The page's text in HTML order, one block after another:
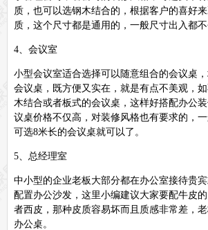
质，也可以选钢木结合的，根据客户的喜好
质，这个尺寸都是通用的，一般尺寸出入都不
4、会议室
小型会议室适合选择可以随意组合的会议桌
会议桌，既方便又实在，就是有点不美观，
木结合或者板式的会议桌，这样好搭配办公
议桌价格不仅高，对装修风格也有要求的，
可选8米长的会议桌就可以了。
5、总经理室
中小型的企业老板大部分都在办公室接待贵
配置办公沙发，这里小编建议大家要配牛皮
者西皮，那种皮质容易坏而且质感非常差，
办公桌。